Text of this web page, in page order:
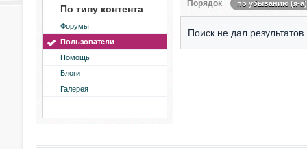
По типу контента
Форумы
Пользователи
Помощь
Блоги
Галерея
Порядок по убыванию (я-а)
Поиск не дал результатов.